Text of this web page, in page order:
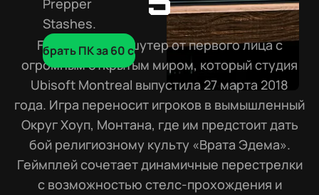
Prepper
Stashes.
Подобрать ПК за 60 сек
Far Cry 5 — это шутер от первого лица с
огромным открытым миром, который студия
Ubisoft Montreal выпустила 27 марта 2018
года. Игра переносит игроков в вымышленный
Округ Хоуп, Монтана, где им предстоит дать
бой религиозному культу «Врата Эдема».
Геймплей сочетает динамичные перестрелки
с возможностью стелс-прохождения и